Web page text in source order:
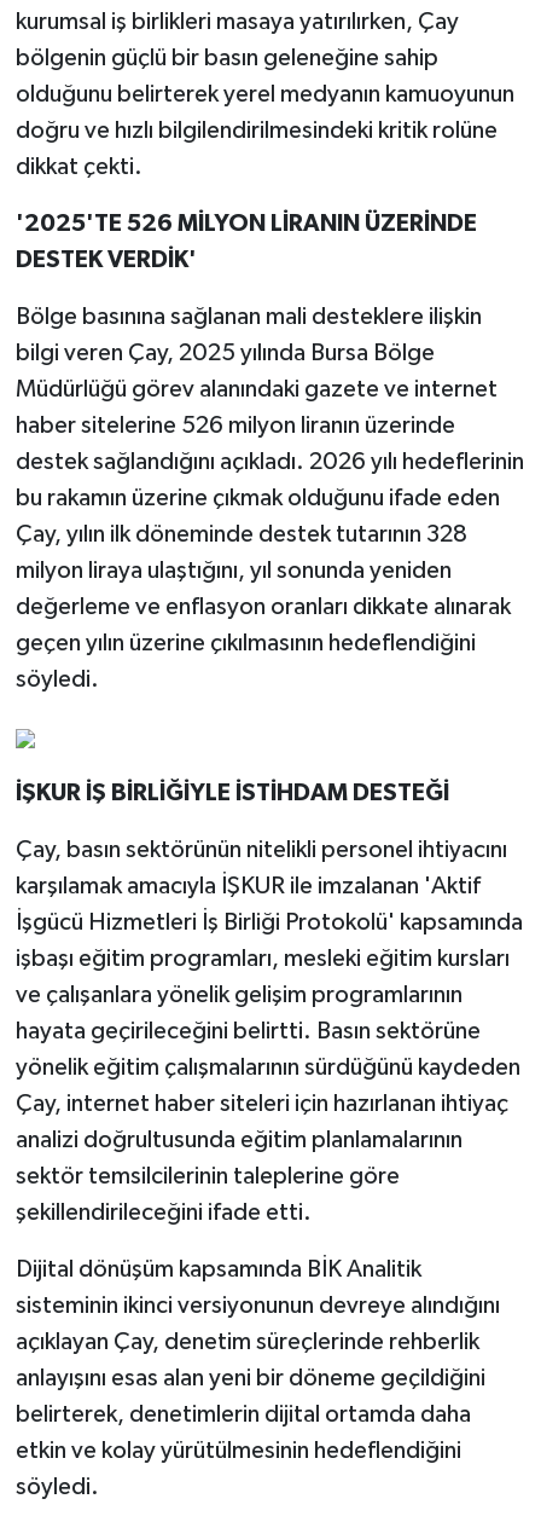
kurumsal iş birlikleri masaya yatırılırken, Çay
bölgenin güçlü bir basın geleneğine sahip
olduğunu belirterek yerel medyanın kamuoyunun
doğru ve hızlı bilgilendirilmesindeki kritik rolüne
dikkat çekti.
'2025'TE 526 MİLYON LİRANIN ÜZERİNDE
DESTEK VERDİK'
Bölge basınına sağlanan mali desteklere ilişkin
bilgi veren Çay, 2025 yılında Bursa Bölge
Müdürlüğü görev alanındaki gazete ve internet
haber sitelerine 526 milyon liranın üzerinde
destek sağlandığını açıkladı. 2026 yılı hedeflerinin
bu rakamın üzerine çıkmak olduğunu ifade eden
Çay, yılın ilk döneminde destek tutarının 328
milyon liraya ulaştığını, yıl sonunda yeniden
değerleme ve enflasyon oranları dikkate alınarak
geçen yılın üzerine çıkılmasının hedeflendiğini
söyledi.
İŞKUR İŞ BİRLİĞİYLE İSTİHDAM DESTEĞİ
Çay, basın sektörünün nitelikli personel ihtiyacını
karşılamak amacıyla İŞKUR ile imzalanan 'Aktif
İşgücü Hizmetleri İş Birliği Protokolü' kapsamında
işbaşı eğitim programları, mesleki eğitim kursları
ve çalışanlara yönelik gelişim programlarının
hayata geçirileceğini belirtti. Basın sektörüne
yönelik eğitim çalışmalarının sürdüğünü kaydeden
Çay, internet haber siteleri için hazırlanan ihtiyaç
analizi doğrultusunda eğitim planlamalarının
sektör temsilcilerinin taleplerine göre
şekillendirileceğini ifade etti.
Dijital dönüşüm kapsamında BİK Analitik
sisteminin ikinci versiyonunun devreye alındığını
açıklayan Çay, denetim süreçlerinde rehberlik
anlayışını esas alan yeni bir döneme geçildiğini
belirterek, denetimlerin dijital ortamda daha
etkin ve kolay yürütülmesinin hedeflendiğini
söyledi.